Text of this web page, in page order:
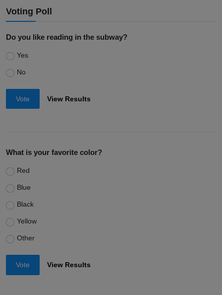
Voting Poll
Do you like reading in the subway?
Yes
No
Vote View Results
What is your favorite color?
Red
Blue
Black
Yellow
Other
Vote View Results